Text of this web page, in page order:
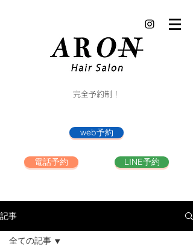
完全予約制！
web予約
電話予約 LINE予約
記事
全ての記事